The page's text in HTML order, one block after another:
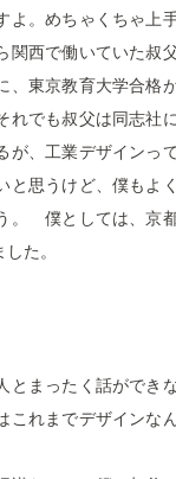
よ。めちゃくちゃ上
関西で働いていた叔
、東京教育大学合格
れでも叔父は同志社
が、工業デザインっ
と思うけど、僕もよ
。 僕としては、京
た。
とまったく話ができ
これまでデザインな